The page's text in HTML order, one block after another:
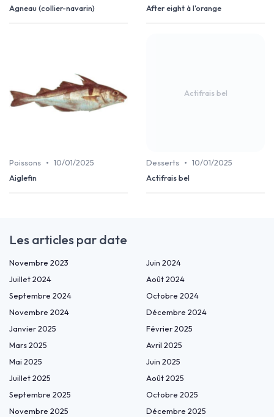
Agneau (collier-navarin)
After eight à l'orange
Poissons • 10/01/2025
Aiglefin
Actifrais bel
Desserts • 10/01/2025
Actifrais bel
Les articles par date
Novembre 2023
Juin 2024
Juillet 2024
Août 2024
Septembre 2024
Octobre 2024
Novembre 2024
Décembre 2024
Janvier 2025
Février 2025
Mars 2025
Avril 2025
Mai 2025
Juin 2025
Juillet 2025
Août 2025
Septembre 2025
Octobre 2025
Novembre 2025
Décembre 2025